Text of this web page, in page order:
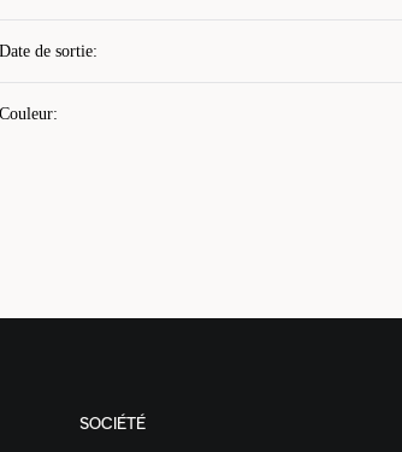
Date de sortie:
Couleur:
SOCIÉTÉ